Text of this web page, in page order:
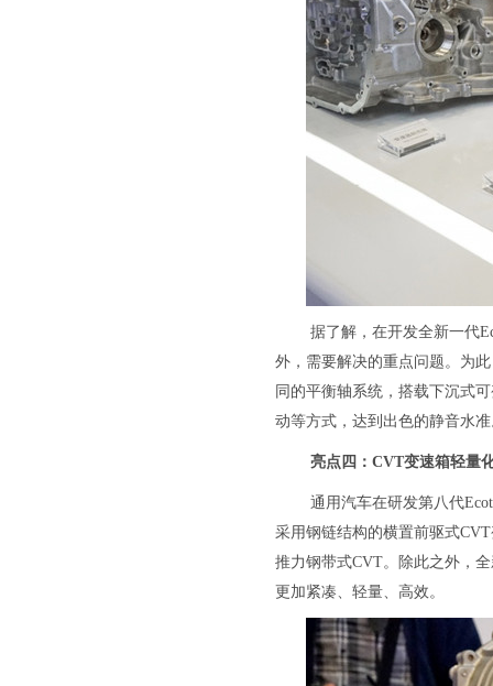
据了解，在开发全新一代
外，需要解决的重点问题。为
同的平衡轴系统，搭载下沉式
动等方式，达到出色的静音水
亮点四：CVT变速箱轻量
通用汽车在研发第八代
采用钢链结构的横置前驱式
推力钢带式CVT。除此之外，
更加紧凑、轻量、高效。